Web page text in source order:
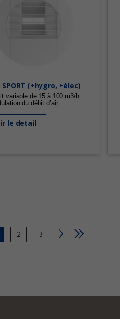
SPORT (+hygro, +élec)
variable de 15 à 100 m3/h
du débit d’air
le detail
Page
2 Page
3